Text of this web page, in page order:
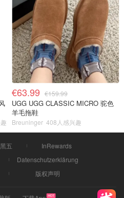
€63.99 €159.99
UGG UGG CLASSIC MICRO 驼色
羊毛拖鞋
Breuninger 408人感兴趣
黑五
InRewards
Datenschutzerklärung
版权声明